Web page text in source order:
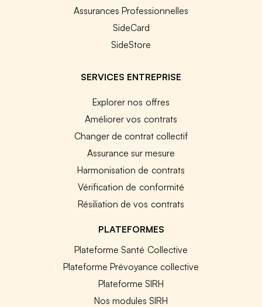
Assurances Professionnelles
SideCard
SideStore
SERVICES ENTREPRISE
Explorer nos offres
Améliorer vos contrats
Changer de contrat collectif
Assurance sur mesure
Harmonisation de contrats
Vérification de conformité
Résiliation de vos contrats
PLATEFORMES
Plateforme Santé Collective
Plateforme Prévoyance collective
Plateforme SIRH
Nos modules SIRH